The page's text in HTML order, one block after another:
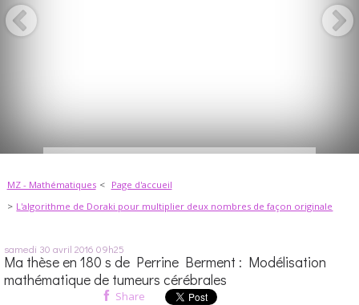
MZ - Mathématiques
Page d'accueil
L'algorithme de Doraki pour multiplier deux nombres de façon originale
samedi 30 avril 2016 09h25
Ma thèse en 180 s de Perrine Berment : Modélisation
mathématique de tumeurs cérébrales
Share